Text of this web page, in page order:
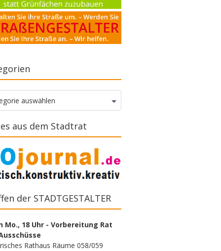
auswählen
aus dem Stadtrat
der STADTGESTALTER
Mo., 18 Uhr - Vorbereitung Rat
Rathaus Räume 058/059